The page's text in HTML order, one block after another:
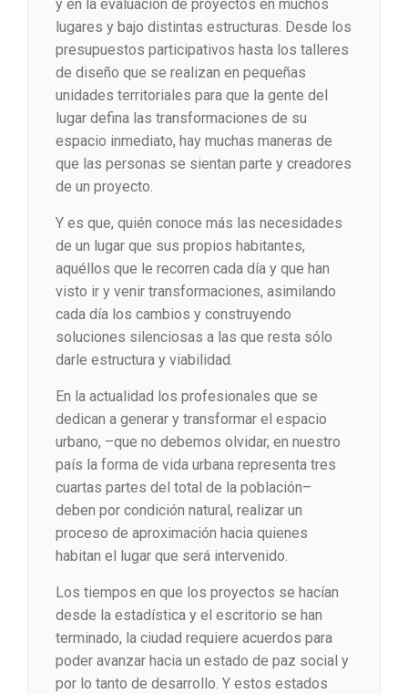
y en la evaluación de proyectos en muchos
lugares y bajo distintas estructuras. Desde los
presupuestos participativos hasta los talleres
de diseño que se realizan en pequeñas
unidades territoriales para que la gente del
lugar defina las transformaciones de su
espacio inmediato, hay muchas maneras de
que las personas se sientan parte y creadores
de un proyecto.
Y es que, quién conoce más las necesidades
de un lugar que sus propios habitantes,
aquéllos que le recorren cada día y que han
visto ir y venir transformaciones, asimilando
cada día los cambios y construyendo
soluciones silenciosas a las que resta sólo
darle estructura y viabilidad.
En la actualidad los profesionales que se
dedican a generar y transformar el espacio
urbano, –que no debemos olvidar, en nuestro
país la forma de vida urbana representa tres
cuartas partes del total de la población–
deben por condición natural, realizar un
proceso de aproximación hacia quienes
habitan el lugar que será intervenido.
Los tiempos en que los proyectos se hacían
desde la estadística y el escritorio se han
terminado, la ciudad requiere acuerdos para
poder avanzar hacia un estado de paz social y
por lo tanto de desarrollo. Y estos estados